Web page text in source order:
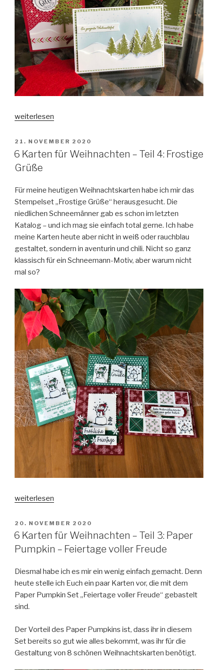
„6
für
Weihnachten
–
6:
In
the
Pines“
weiterlesen
VERÖFFENTLICHT
AM
21. NOVEMBER 2020
6 Karten für Weihnachten – Teil 4: Frostige
Grüße
Für meine heutigen Weihnachtskarten habe ich mir das
Stempelset „Frostige Grüße“ herausgesucht. Die
niedlichen Schneemänner gab es schon im letzten
Katalog – und ich mag sie einfach total gerne. Ich habe
meine Karten heute aber nicht in weiß oder rauchblau
gestaltet, sondern in aventurin und chili. Nicht so ganz
klassisch für ein Schneemann-Motiv, aber warum nicht
mal so?
„6
für
Weihnachten
–
4:
Frostige
Grüße“
weiterlesen
VERÖFFENTLICHT
AM
20. NOVEMBER 2020
6 Karten für Weihnachten – Teil 3: Paper
Pumpkin – Feiertage voller Freude
Diesmal habe ich es mir ein wenig einfach gemacht. Denn
heute stelle ich Euch ein paar Karten vor, die mit dem
Paper Pumpkin Set „Feiertage voller Freude“ gebastelt
sind.
Der Vorteil des Paper Pumpkins ist, dass ihr in diesem
Set bereits so gut wie alles bekommt, was ihr für die
Gestaltung von 8 schönen Weihnachtskarten benötigt.